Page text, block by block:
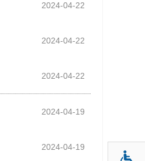
2024-04-22
2024-04-22
2024-04-22
2024-04-19
2024-04-19